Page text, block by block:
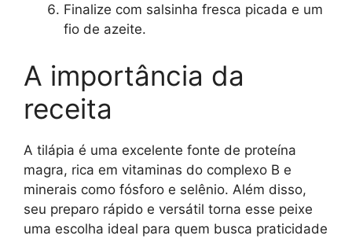
Finalize com salsinha fresca picada e um
fio de azeite.
A importância da
receita
A tilápia é uma excelente fonte de proteína
magra, rica em vitaminas do complexo B e
minerais como fósforo e selênio. Além disso,
seu preparo rápido e versátil torna esse peixe
uma escolha ideal para quem busca praticidade